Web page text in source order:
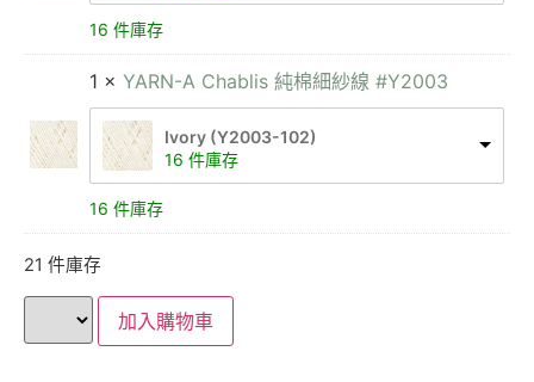
16 件庫存
1 × YARN-A Chablis 純棉細紗線 #Y2003
Ivory (Y2003-102)
16 件庫存
16 件庫存
21 件庫存
加入購物車